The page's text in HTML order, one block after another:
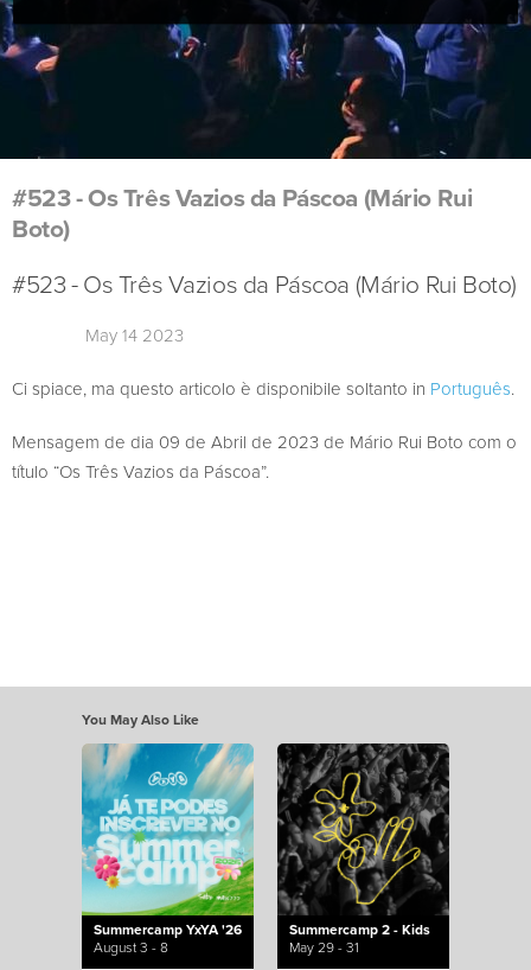
#523 - Os Três Vazios da Páscoa (Mário Rui
Boto)
#523 - Os Três Vazios da Páscoa (Mário Rui Boto)
May 14 2023
Ci spiace, ma questo articolo è disponibile soltanto in Português.
Mensagem de dia 09 de Abril de 2023 de Mário Rui Boto com o
título “Os Três Vazios da Páscoa”.
You May Also Like
Summercamp YxYA '26
August 3 - 8
Summercamp 2 - Kids
May 29 - 31